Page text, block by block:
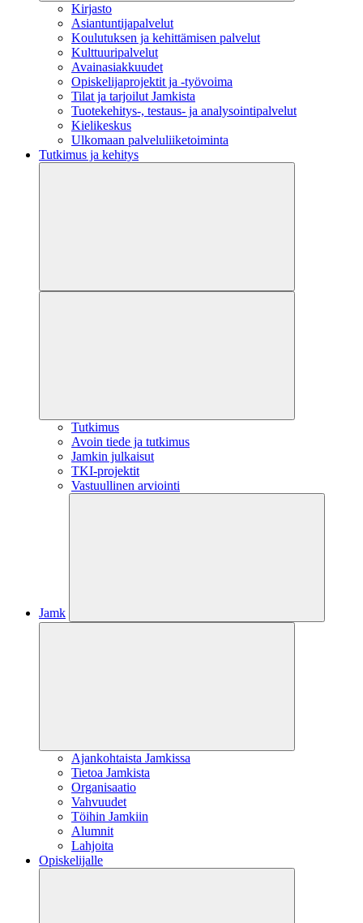
Kirjasto
Asiantuntijapalvelut
Koulutuksen ja kehittämisen palvelut
Kulttuuripalvelut
Avainasiakkuudet
Opiskelijaprojektit​ ja -työvoima
Tilat ja tarjoilut Jamkista
Tuotekehitys-, testaus- ja analysointipalvelut
Kielikeskus
Ulkomaan palveluliiketoiminta
Tutkimus ja kehitys
Tutkimus
Avoin tiede ja tutkimus
Jamkin julkaisut
TKI-projektit
Vastuullinen arviointi
Jamk
Ajankohtaista Jamkissa
Tietoa Jamkista
Organisaatio
Vahvuudet
Töihin Jamkiin
Alumnit
Lahjoita
Opiskelijalle